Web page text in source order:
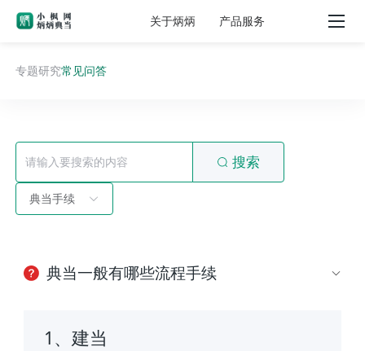
关于炳炳 产品服务
专题研究常见问答
搜索
典当手续
典当一般有哪些流程手续
1、建当